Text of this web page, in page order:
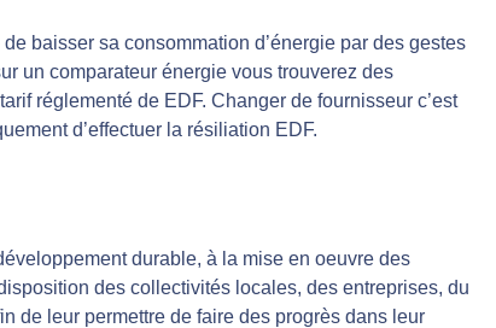
baisser sa consommation d’énergie par des gestes
un comparateur énergie vous trouverez des
réglementé de EDF. Changer de fournisseur c’est
d’effectuer la résiliation EDF.
durable, à la mise en oeuvre des
des collectivités locales, des entreprises, du
de leur permettre de faire des progrès dans leur